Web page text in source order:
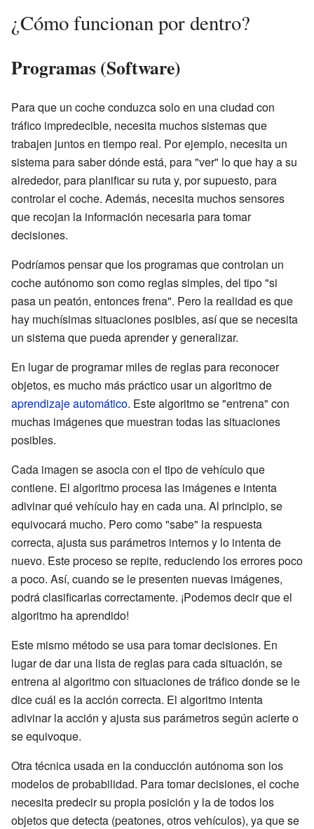
¿Cómo funcionan por dentro?
Programas (Software)
Para que un coche conduzca solo en una ciudad con
tráfico impredecible, necesita muchos sistemas que
trabajen juntos en tiempo real. Por ejemplo, necesita un
sistema para saber dónde está, para "ver" lo que hay a su
alrededor, para planificar su ruta y, por supuesto, para
controlar el coche. Además, necesita muchos sensores
que recojan la información necesaria para tomar
decisiones.
Podríamos pensar que los programas que controlan un
coche autónomo son como reglas simples, del tipo "si
pasa un peatón, entonces frena". Pero la realidad es que
hay muchísimas situaciones posibles, así que se necesita
un sistema que pueda aprender y generalizar.
En lugar de programar miles de reglas para reconocer
objetos, es mucho más práctico usar un algoritmo de
aprendizaje automático. Este algoritmo se "entrena" con
muchas imágenes que muestran todas las situaciones
posibles.
Cada imagen se asocia con el tipo de vehículo que
contiene. El algoritmo procesa las imágenes e intenta
adivinar qué vehículo hay en cada una. Al principio, se
equivocará mucho. Pero como "sabe" la respuesta
correcta, ajusta sus parámetros internos y lo intenta de
nuevo. Este proceso se repite, reduciendo los errores poco
a poco. Así, cuando se le presenten nuevas imágenes,
podrá clasificarlas correctamente. ¡Podemos decir que el
algoritmo ha aprendido!
Este mismo método se usa para tomar decisiones. En
lugar de dar una lista de reglas para cada situación, se
entrena al algoritmo con situaciones de tráfico donde se le
dice cuál es la acción correcta. El algoritmo intenta
adivinar la acción y ajusta sus parámetros según acierte o
se equivoque.
Otra técnica usada en la conducción autónoma son los
modelos de probabilidad. Para tomar decisiones, el coche
necesita predecir su propia posición y la de todos los
objetos que detecta (peatones, otros vehículos), ya que se